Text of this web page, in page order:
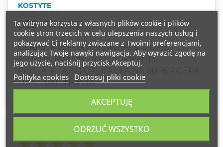
KOSTYTE
2025-12-17
UŽBURIANTIS
GERAS IR IŠSKIRTINIS KVAPAS, ŠILTAS,
JAUKUS, MALONUS, UŽBURIANTIS.
LIKAU PATENKINTA
Ta witryna korzysta z własnych plików cookie i plików
cookie stron trzecich w celu ulepszenia naszych usług i
pokazywać Ci reklamy związane z Twoimi preferencjami,
analizując Twoje nawyki nawigacja. Aby wyrazić zgodę na
jego użycie, naciśnij przycisk Akceptuj.
Polityka cookies Dostosuj pliki cookie
ODRZUĆ WSZYSTKO
AKCEPTUJĘ